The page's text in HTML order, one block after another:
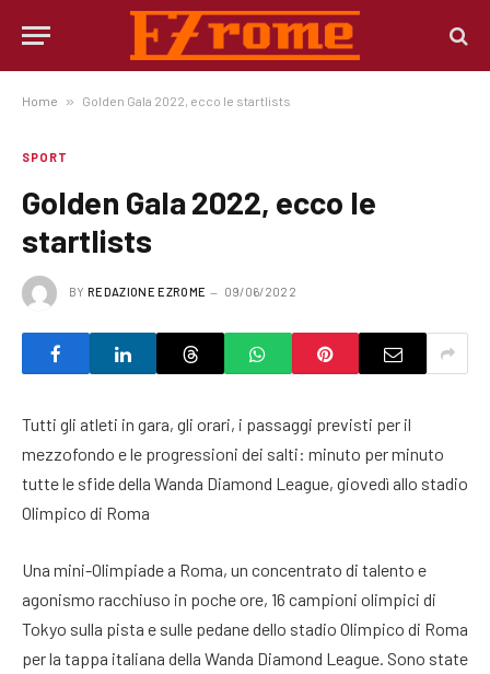
Home » Golden Gala 2022, ecco le startlists
SPORT
Golden Gala 2022, ecco le
startlists
BY REDAZIONE EZROME 09/06/2022
Tutti gli atleti in gara, gli orari, i passaggi previsti per il
mezzofondo e le progressioni dei salti: minuto per minuto
tutte le sfide della Wanda Diamond League, giovedì allo stadio
Olimpico di Roma
Una mini-Olimpiade a Roma, un concentrato di talento e
agonismo racchiuso in poche ore, 16 campioni olimpici di
Tokyo sulla pista e sulle pedane dello stadio Olimpico di Roma
per la tappa italiana della Wanda Diamond League. Sono state